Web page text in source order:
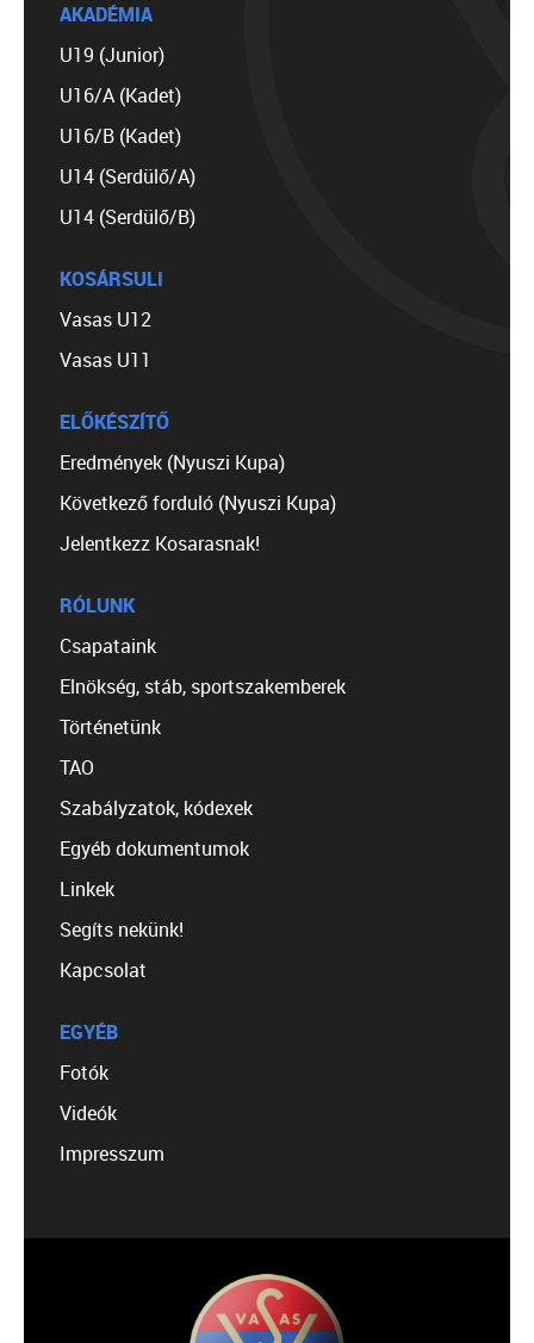
AKADÉMIA
U19 (Junior)
U16/A (Kadet)
U16/B (Kadet)
U14 (Serdülő/A)
U14 (Serdülő/B)
KOSÁRSULI
Vasas U12
Vasas U11
ELŐKÉSZÍTŐ
Eredmények (Nyuszi Kupa)
Következő forduló (Nyuszi Kupa)
Jelentkezz Kosarasnak!
RÓLUNK
Csapataink
Elnökség, stáb, sportszakemberek
Történetünk
TAO
Szabályzatok, kódexek
Egyéb dokumentumok
Linkek
Segíts nekünk!
Kapcsolat
EGYÉB
Fotók
Videók
Impresszum